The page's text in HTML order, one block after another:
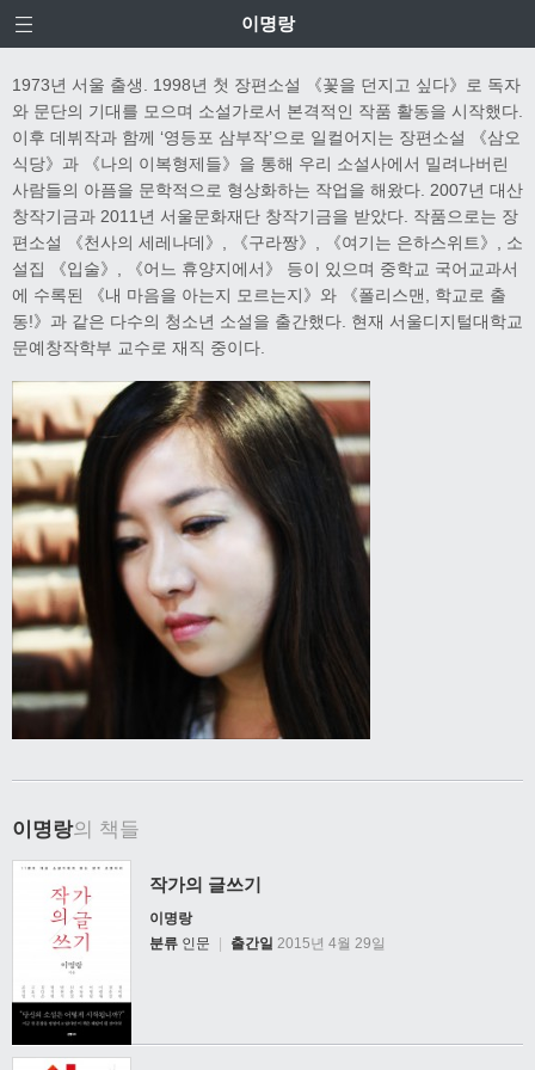
이명랑
1973년 서울 출생. 1998년 첫 장편소설 《꽃을 던지고 싶다》로 독자
와 문단의 기대를 모으며 소설가로서 본격적인 작품 활동을 시작했다.
이후 데뷔작과 함께 ‘영등포 삼부작’으로 일컬어지는 장편소설 《삼오
식당》과 《나의 이복형제들》을 통해 우리 소설사에서 밀려나버린
사람들의 아픔을 문학적으로 형상화하는 작업을 해왔다. 2007년 대산
창작기금과 2011년 서울문화재단 창작기금을 받았다. 작품으로는 장
편소설 《천사의 세레나데》, 《구라짱》, 《여기는 은하스위트》, 소
설집 《입술》, 《어느 휴양지에서》 등이 있으며 중학교 국어교과서
에 수록된 《내 마음을 아는지 모르는지》와 《폴리스맨, 학교로 출
동!》과 같은 다수의 청소년 소설을 출간했다. 현재 서울디지털대학교
문예창작학부 교수로 재직 중이다.
이명랑의 책들
작가의 글쓰기
이명랑
분류 인문 출간일 2015년 4월 29일